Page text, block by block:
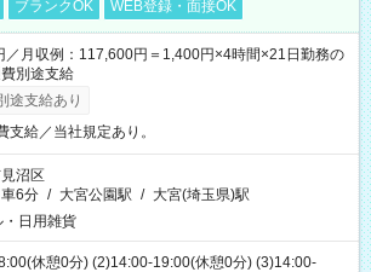
ブランクOK WEB登録・面接OK
／月収例：117,600円＝1,400円×4時間×21日勤務の
別途支給
途支給あり
支給／当社規定あり。
沼区
6分 / 大宮公園駅 / 大宮(埼玉県)駅
・日用雑貨
休憩0分) (2)14:00-19:00(休憩0分) (3)14:00-